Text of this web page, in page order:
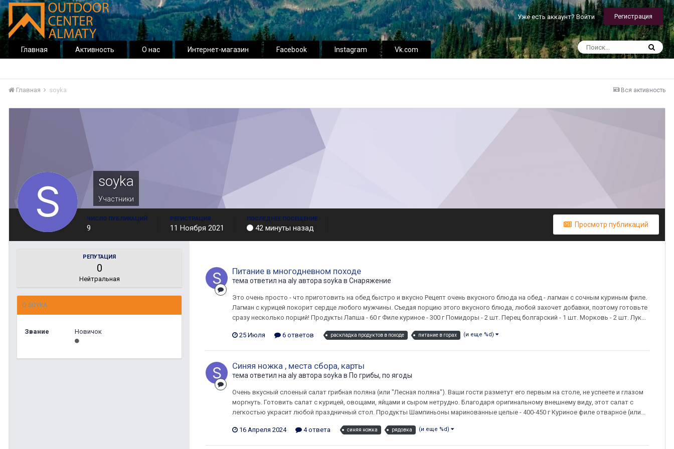
Уже есть аккаунт? Войти Регистрация
Главная Активность О нас Интернет-магазин Facebook Instagram Vk.com
Вся активность
Главная soyka
soyka
Участники
Просмотр публикаций
ЧИСЛО ПУБЛИКАЦИЙ
9
РЕГИСТРАЦИЯ
11 Ноября 2021
ПОСЛЕДНЕЕ ПОСЕЩЕНИЕ
42 минуты назад
РЕПУТАЦИЯ
0
Нейтральная
О SOYKA
Звание Новичок
Питание в многодневном походе
тема ответил на alyавтора soyka в Снаряжение
Это очень просто - что приготовить на обед быстро и вкусно Рецепт очень вкусного блюда на обед - лагман с сочным куриным филе.
Лагман с курицей покорит сердце любого мужчины. Съедая порцию этого вкусного блюда, любой захочет добавки, поэтому готовьте
сразу несколько порций! Продукты Лапша - 60 г Филе куриное - 300 г Помидоры - 2 шт. Перец болгарский - 1 шт. Морковь - 2 шт. Лук...
25 Июля 6 ответов раскладка продуктов в походе питание в горах (и еще %d)
Синяя ножка , места сбора, карты
тема ответил на alyавтора soyka в По грибы, по ягоды
Очень вкусный слоеный салат грибная поляна (или "Лесная поляна"). Ваши гости разметут его первым на столе, не успеете и глазом
моргнуть. Готовить салат с курицей, овощами, яйцами и сыром нетрудно. Благодаря оригинальному внешнему виду, этот салат с
легкостью украсит любой праздничный стол. Продукты Шампиньоны маринованные целые - 400-450 г Куриное филе отварное (или...
16 Апреля 2024 4 ответа синяя ножка рядовка (и еще %d)